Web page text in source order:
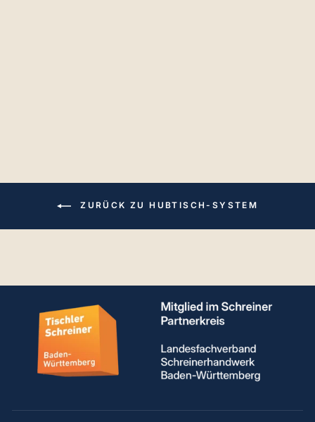
ZURÜCK ZU HUBTISCH-SYSTEM